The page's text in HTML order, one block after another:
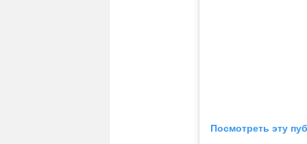
Посмотреть эту